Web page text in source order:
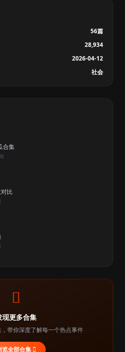
56篇
28,934
2026-04-12
社会
合集
比
现更多合集
带你深度了解每一个热点事件
览全部合集